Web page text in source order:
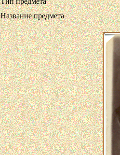
Название предмета